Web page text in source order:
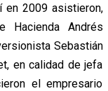
en 2009 asistieron,
Hacienda Andrés
Sebastián
en calidad de jefa
el empresario